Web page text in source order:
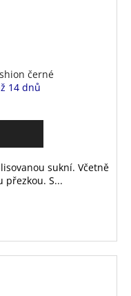
černé
14 dnů
sukní. Včetně
přezkou. S...